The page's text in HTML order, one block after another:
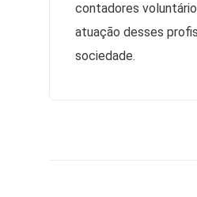
contadores
atuação desses
sociedade.